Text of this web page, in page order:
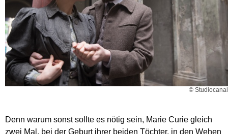
© Studiocanal
Denn warum sonst sollte es nötig sein, Marie Curie gleich
zwei Mal, bei der Geburt ihrer beiden Töchter, in den Wehen